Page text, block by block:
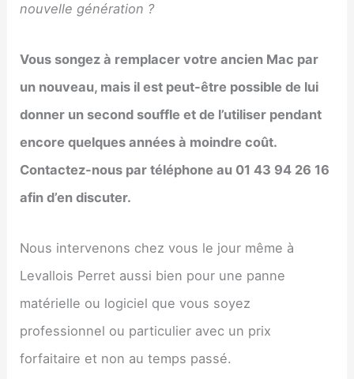
nouvelle génération ?
Vous songez à remplacer votre ancien Mac par
un nouveau, mais il est peut-être possible de lui
donner un second souffle et de l’utiliser pendant
encore quelques années à moindre coût.
Contactez-nous par téléphone au 01 43 94 26 16
afin d’en discuter.
Nous intervenons chez vous le jour même à
Levallois Perret aussi bien pour une panne
matérielle ou logiciel que vous soyez
professionnel ou particulier avec un prix
forfaitaire et non au temps passé.